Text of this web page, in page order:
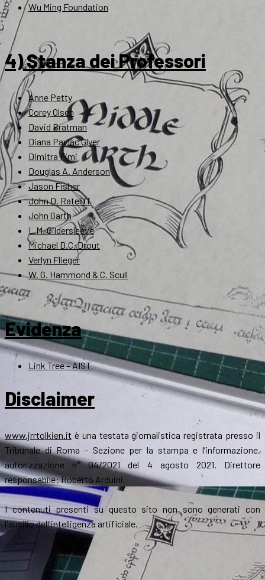
Wu Ming Foundation
4) Stanza dei Professori
Anne Petty
Corey Olsen
David Bratman
Diana Pavlac Glyer
Dimitra Fimi
Douglas A. Anderson
Jason Fisher
John D. Rateliff
John Garth
L.M. Gildersleeve
Michael D.C. Drout
Verlyn Flieger
W. G. Hammond & C. Scull
Evidenza
Link Tree – AIST
Disclaimer
www.jrrtolkien.it è una testata giornalistica registrata presso il
Tribunale di Roma - Sezione per la stampa e l’informazione,
autorizzazione n° 04/2021 del 4 agosto 2021. Direttore
responsabile: Roberto Arduini.
I contenuti presenti su questo sito non sono generati con
l'ausilio dell'intelligenza artificiale.